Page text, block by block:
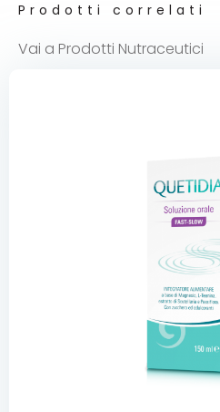
Prodotti correlati
Vai a Prodotti Nutraceutici